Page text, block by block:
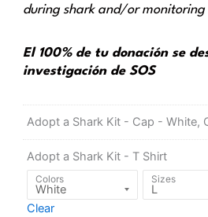
during shark and/or monitoring
El 100% de tu donación se
investigación de SOS
Adopt a Shark Kit - Cap -White,
Adopt a Shark Kit - T Shirt
Colors Sizes
Clear
Name
Your
Own
Shark